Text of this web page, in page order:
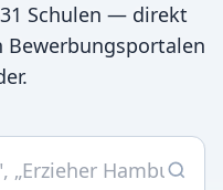
Schulen — direkt
Bewerbungsportalen